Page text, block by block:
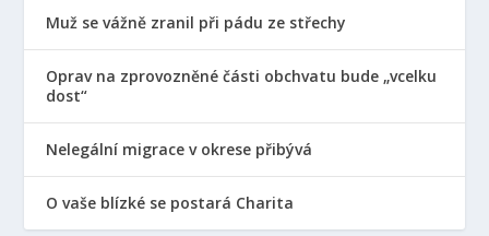
Muž se vážně zranil při pádu ze střechy
Oprav na zprovozněné části obchvatu bude „vcelku
dost“
Nelegální migrace v okrese přibývá
O vaše blízké se postará Charita